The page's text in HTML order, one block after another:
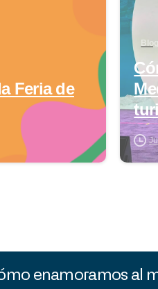
Feria de
enamoramos al